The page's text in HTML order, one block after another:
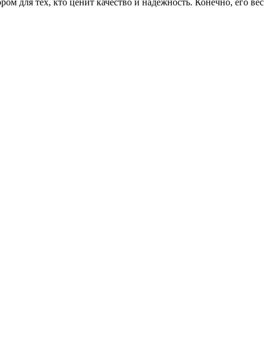
для тех, кто ценит качество и надежность. Конечно, его вес